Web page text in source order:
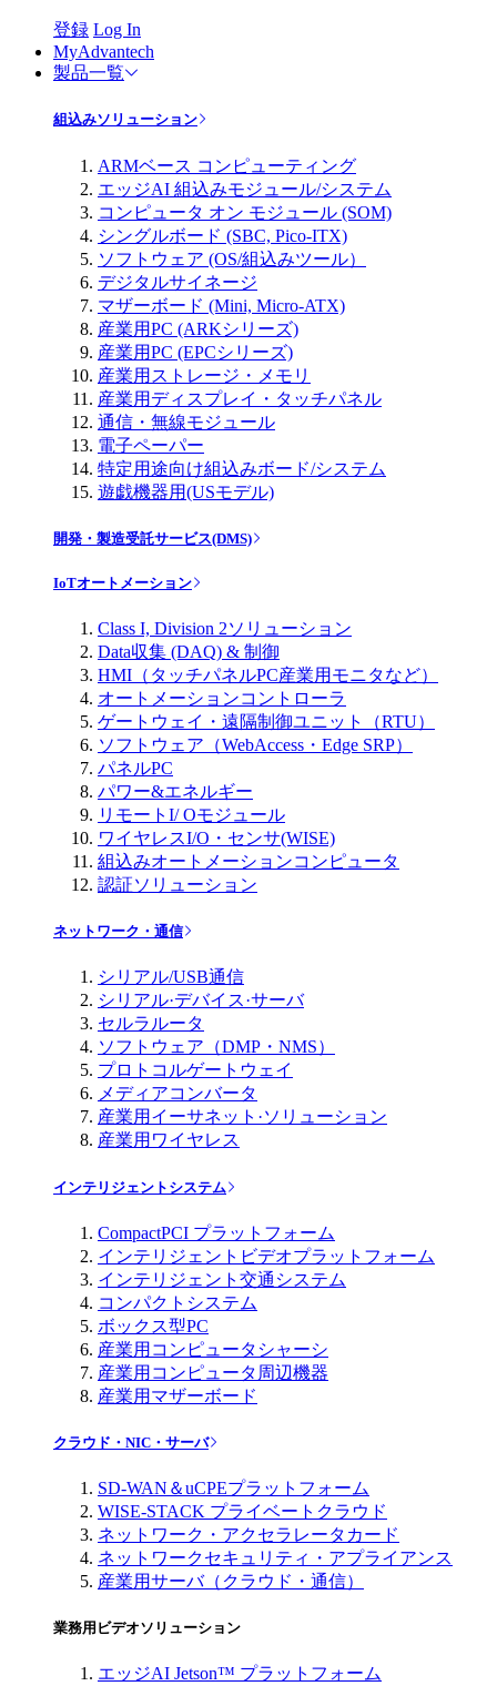
登録 Log In
MyAdvantech
製品一覧
組込みソリューション
ARMベース コンピューティング
エッジAI 組込みモジュール/システム
コンピュータ オン モジュール (SOM)
シングルボード (SBC, Pico-ITX)
ソフトウェア (OS/組込みツール）
デジタルサイネージ
マザーボード (Mini, Micro-ATX)
産業用PC (ARKシリーズ)
産業用PC (EPCシリーズ)
産業用ストレージ・メモリ
産業用ディスプレイ・タッチパネル
通信・無線モジュール
電子ペーパー
特定用途向け組込みボード/システム
遊戯機器用(USモデル)
開発・製造受託サービス(DMS)
IoTオートメーション
Class I, Division 2ソリューション
Data収集 (DAQ) & 制御
HMI（タッチパネルPC産業用モニタなど）
オートメーションコントローラ
ゲートウェイ・遠隔制御ユニット（RTU）
ソフトウェア（WebAccess・Edge SRP）
パネルPC
パワー&エネルギー
リモートI/ Oモジュール
ワイヤレスI/O・センサ(WISE)
組込みオートメーションコンピュータ
認証ソリューション
ネットワーク・通信
シリアル/USB通信
シリアル·デバイス·サーバ
セルラルータ
ソフトウェア（DMP・NMS）
プロトコルゲートウェイ
メディアコンバータ
産業用イーサネット·ソリューション
産業用ワイヤレス
インテリジェントシステム
CompactPCI プラットフォーム
インテリジェントビデオプラットフォーム
インテリジェント交通システム
コンパクトシステム
ボックス型PC
産業用コンピュータシャーシ
産業用コンピュータ周辺機器
産業用マザーボード
クラウド・NIC・サーバ
SD-WAN＆uCPEプラットフォーム
WISE-STACK プライベートクラウド
ネットワーク・アクセラレータカード
ネットワークセキュリティ・アプライアンス
産業用サーバ（クラウド・通信）
業務用ビデオソリューション
エッジAI Jetson™ プラットフォーム